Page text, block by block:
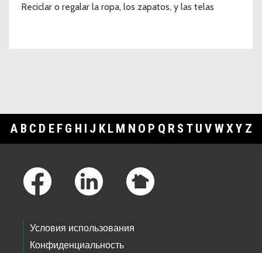
Reciclar o regalar la ropa, los zapatos, y las telas
A B C D E F G H I J K L M N O P Q R S T U V WXY Z
Условия использования
Конфиденциальность